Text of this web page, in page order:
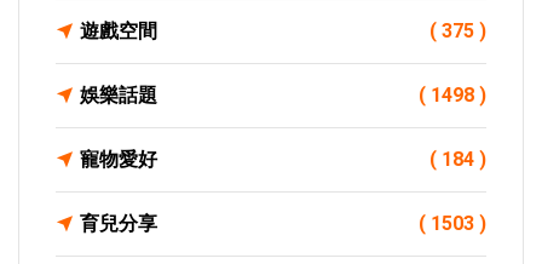
遊戲空間 ( 375 )
娛樂話題 ( 1498 )
寵物愛好 ( 184 )
育兒分享 ( 1503 )